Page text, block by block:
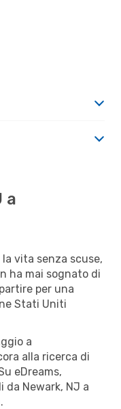
a
vita senza scuse,
ha mai sognato di
per una
Stati Uniti
a
alla ricerca di
eDreams,
da Newark, NJ a